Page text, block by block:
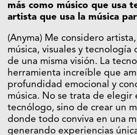
más como músico que usa
artista que usa la música
(Anyma) Me considero
música, visuales y tecnología
de una misma visión. La
herramienta increíble que
profundidad emocional y
música. No se trata de elegir
tecnólogo, sino de crear un
donde todo conviva en una
generando experiencias